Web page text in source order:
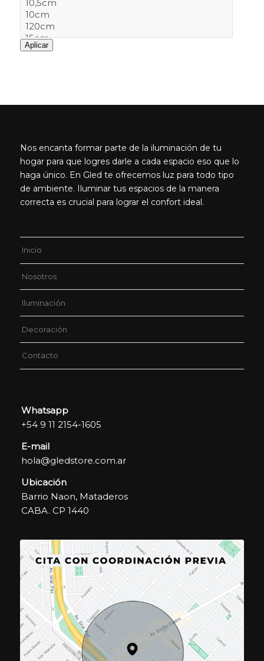
Aplicar
Nos encanta formar parte de la iluminación de tu
hogar para que logres darle a cada espacio eso que lo
haga único. En Gled te ofrecemos luz para todo tipo
de ambiente. Iluminar tus espacios de la manera
correcta es crucial para lograr el confort ideal.
Inicio
Nosotros
Iluminación
Decoración
Contacto
Whatsapp
+54 9 11 2154-1605
E-mail
hola@gledstore.com.ar
Ubicación
Barrio Naon, Mataderos
CABA. CP 1440